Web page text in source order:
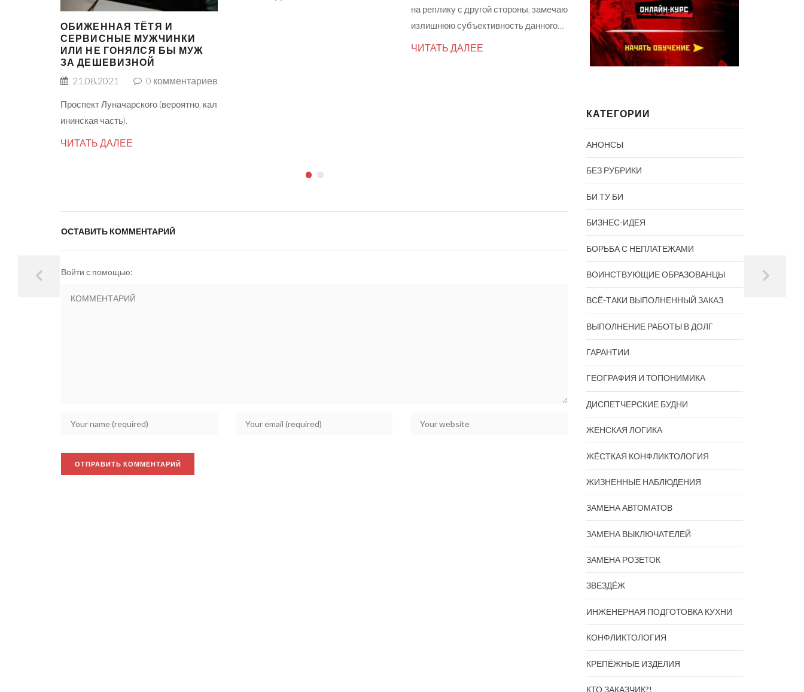
ОБИЖЕННАЯ ТЁТЯ И
СЕРВИСНЫЕ МУЖЧИНКИ
ИЛИ НЕ ГОНЯЛСЯ БЫ МУЖ
ЗА ДЕШЕВИЗНОЙ
21.08.2021
0 комментариев
Проспект Луначарского (вероятно, кал
ининская часть).
ЧИТАТЬ ДАЛЕЕ
на реплику с другой стороны, замечаю
излишнюю субъективность данного…
ЧИТАТЬ ДАЛЕЕ
НЕРАБОТАЮЩИЙ
ПЕНСИОНЕР
06.03.2021
0 комментариев
ОСТАВИТЬ КОММЕНТАРИЙ
Войти с помощью:
КАТЕГОРИИ
АНОНСЫ
БЕЗ РУБРИКИ
БИ ТУ БИ
БИЗНЕС-ИДЕЯ
БОРЬБА С НЕПЛАТЕЖАМИ
ВОИНСТВУЮЩИЕ ОБРАЗОВАНЦЫ
ВСЁ-ТАКИ ВЫПОЛНЕННЫЙ ЗАКАЗ
ВЫПОЛНЕНИЕ РАБОТЫ В ДОЛГ
ГАРАНТИИ
ГЕОГРАФИЯ И ТОПОНИМИКА
ДИСПЕТЧЕРСКИЕ БУДНИ
ЖЕНСКАЯ ЛОГИКА
ЖЁСТКАЯ КОНФЛИКТОЛОГИЯ
ЖИЗНЕННЫЕ НАБЛЮДЕНИЯ
ЗАМЕНА АВТОМАТОВ
ЗАМЕНА ВЫКЛЮЧАТЕЛЕЙ
ЗАМЕНА РОЗЕТОК
ЗВЕЗДЁЖ
ИНЖЕНЕРНАЯ ПОДГОТОВКА КУХНИ
КОНФЛИКТОЛОГИЯ
КРЕПЁЖНЫЕ ИЗДЕЛИЯ
КТО ЗАКАЗЧИК?!